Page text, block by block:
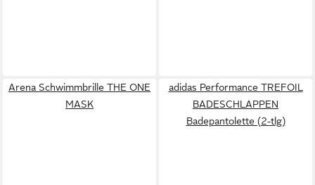
Arena Schwimmbrille THE ONE
MASK
adidas Performance TREFOIL
BADESCHLAPPEN
Badepantolette (2-tlg)